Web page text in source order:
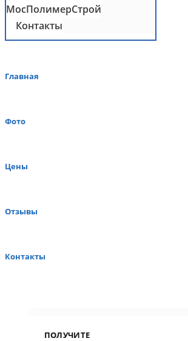
МосПолимерСтрой
Контакты
Главная
Фото
Цены
Отзывы
Контакты
ПОЛУЧИТЕ